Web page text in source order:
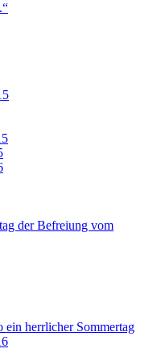
der Befreiung vom
ein herrlicher Sommertag